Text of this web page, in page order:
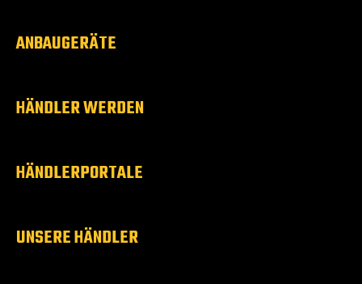
ANBAUGERÄTE
HÄNDLER WERDEN
HÄNDLERPORTALE
UNSERE HÄNDLER